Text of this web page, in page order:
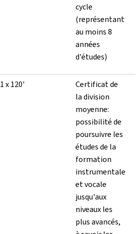
cycle
(représentant
au moins 8
années
d'études)
1 x 120'
Certificat de
la division
moyenne:
possibilité de
poursuivre les
études de la
formation
instrumentale
et vocale
jusqu'aux
niveaux les
plus avancés,